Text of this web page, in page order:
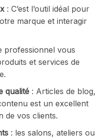
: C’est l’outil idéal pour
marque et interagir
professionnel vous
et services de
qualité: Articles de blog,
est un excellent
de vos clients.
: les salons, ateliers ou